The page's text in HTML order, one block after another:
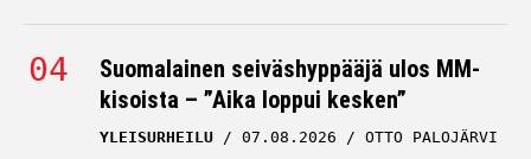
Suomalainen seiväshyppääjä ulos MM-
kisoista – ”Aika loppui kesken”
YLEISURHEILU 07.08.2026 OTTO PALOJÄRVI